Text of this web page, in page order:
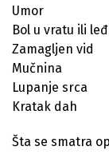
Umor
Bol u vratu ili
Zamagljen vid
Mučnina
Lupanje srca
Kratak dah
Šta se smatra